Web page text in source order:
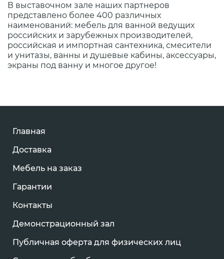
В выставочном зале наших партнеров
представлено более 400 различных
наименований: мебель для ванной ведущих
российских и зарубежных производителей,
российская и импортная сантехника, смесители
и унитазы, ванны и душевые кабины, аксессуары,
экраны под ванну и многое другое!
Главная
Доставка
Мебель на заказ
Гарантии
Контакты
Демонстрационный зал
Публичная оферта для физических лиц